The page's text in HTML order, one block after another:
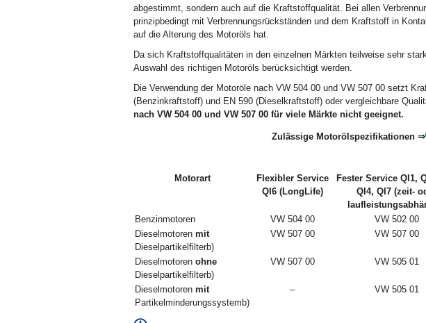
abgestimmt, sondern auch auf die Kraftstoffqualität. Bei allen
prinzipbedingt mit Verbrennungsrückständen und dem Kraftstoff in
auf die Alterung des Motoröls hat.
Da sich Kraftstoffqualitäten in den einzelnen Märkten teilweise sehr
Auswahl des richtigen Motoröls berücksichtigt werden.
Die Verwendung der Motoröle nach VW 504 00 und VW 507 00 setzt
(Benzinkraftstoff) und EN 590 (Dieselkraftstoff) oder vergleichbare
nach VW 504 00 und VW 507 00 für viele Märkte nicht geeignet.
Zulässige Motorölspezifikationen ⇒
Motorart
Flexibler Service
QI6 (LongLife)
Fester Service QI1,
QI4, QI7 (zeit-
Benzinmotoren
VW 504 00 VW 502 00
Dieselmotoren mit
Dieselpartikelfilterb)
VW 507 00 VW 507 00
Dieselmotoren ohne
Dieselpartikelfilterb)
VW 507 00 VW 505 01
Dieselmotoren mit
Partikelminderungssystem b)
– VW 505 01